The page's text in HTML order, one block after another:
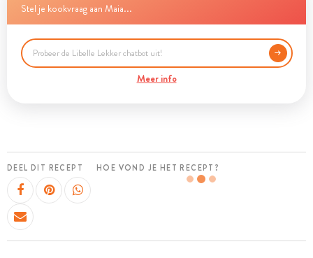
Stel je kookvraag aan Maia...
Meer info
DEEL DIT RECEPT HOE VOND JE HET RECEPT?